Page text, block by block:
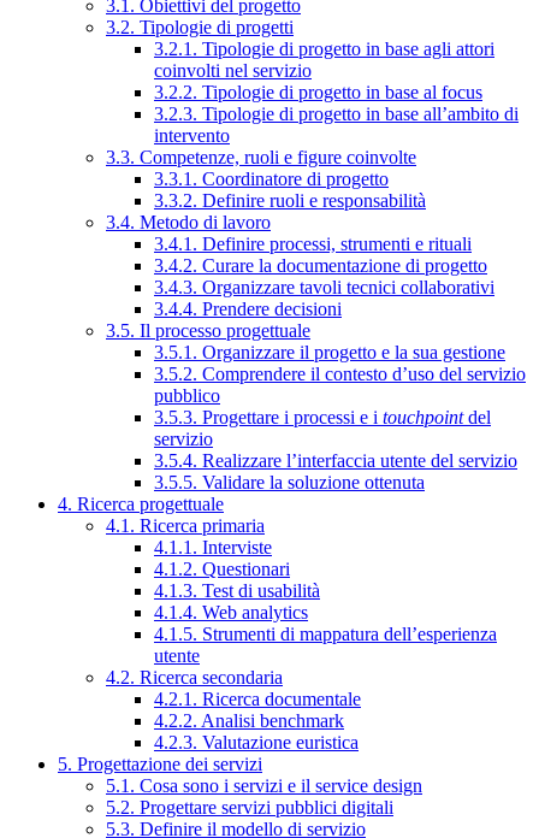
3.1. Obiettivi del progetto
3.2. Tipologie di progetti
3.2.1. Tipologie di progetto in base agli attori
coinvolti nel servizio
3.2.2. Tipologie di progetto in base al focus
3.2.3. Tipologie di progetto in base all’ambito di
intervento
3.3. Competenze, ruoli e figure coinvolte
3.3.1. Coordinatore di progetto
3.3.2. Definire ruoli e responsabilità
3.4. Metodo di lavoro
3.4.1. Definire processi, strumenti e rituali
3.4.2. Curare la documentazione di progetto
3.4.3. Organizzare tavoli tecnici collaborativi
3.4.4. Prendere decisioni
3.5. Il processo progettuale
3.5.1. Organizzare il progetto e la sua gestione
3.5.2. Comprendere il contesto d’uso del servizio
pubblico
3.5.3. Progettare i processi e i touchpointdel
servizio
3.5.4. Realizzare l’interfaccia utente del servizio
3.5.5. Validare la soluzione ottenuta
4. Ricerca progettuale
4.1. Ricerca primaria
4.1.1. Interviste
4.1.2. Questionari
4.1.3. Test di usabilità
4.1.4. Web analytics
4.1.5. Strumenti di mappatura dell’esperienza
utente
4.2. Ricerca secondaria
4.2.1. Ricerca documentale
4.2.2. Analisi benchmark
4.2.3. Valutazione euristica
5. Progettazione dei servizi
5.1. Cosa sono i servizi e il service design
5.2. Progettare servizi pubblici digitali
5.3. Definire il modello di servizio